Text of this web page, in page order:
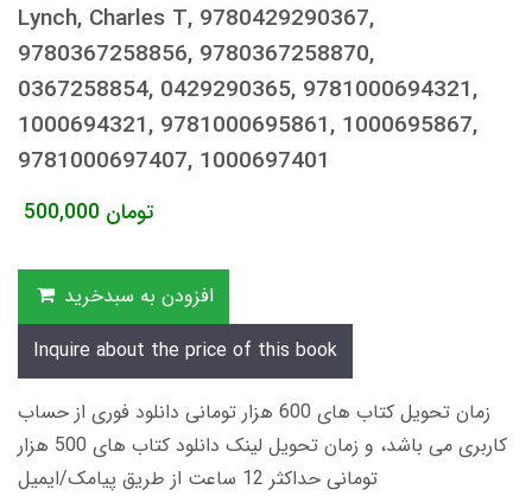
Lynch, Charles T, 9780429290367,
9780367258856, 9780367258870,
0367258854, 0429290365, 9781000694321,
1000694321, 9781000695861, 1000695867,
9781000697407, 1000697401
500,000 تومان
افزودن به سبدخرید
Inquire about the price of this book
زمان تحویل کتاب های 600 هزار تومانی دانلود فوری از حساب
کاربری می باشد، و زمان تحویل لینک دانلود کتاب های 500 هزار
تومانی حداکثر 12 ساعت از طریق پیامک/ایمیل